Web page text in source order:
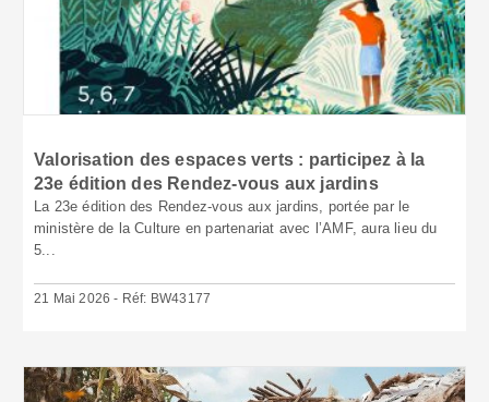
Valorisation des espaces verts : participez à la
23e édition des Rendez-vous aux jardins
La 23e édition des Rendez-vous aux jardins, portée par le
ministère de la Culture en partenariat avec l’AMF, aura lieu du
5...
21 Mai 2026 - Réf: BW43177